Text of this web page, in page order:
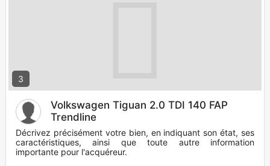
3
Volkswagen Tiguan 2.0 TDI 140 FAP
Trendline
Décrivez précisément votre bien, en indiquant son état, ses
caractéristiques, ainsi que toute autre information
importante pour l'acquéreur.